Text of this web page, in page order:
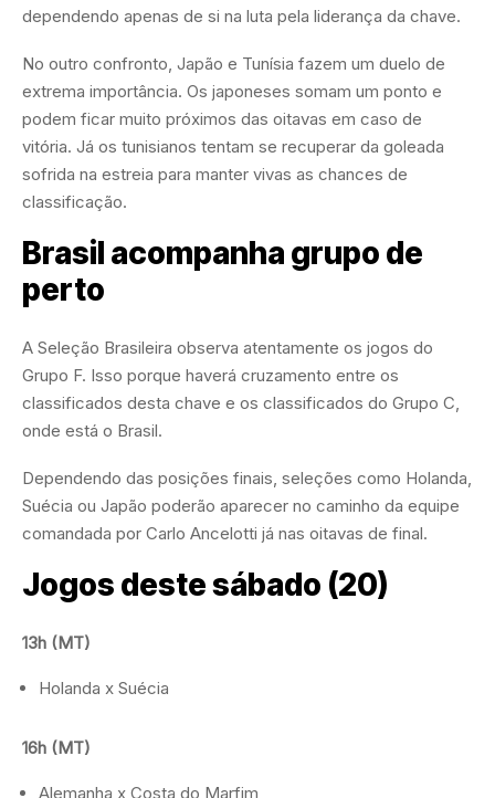
dependendo apenas de si na luta pela liderança da chave.
No outro confronto, Japão e Tunísia fazem um duelo de
extrema importância. Os japoneses somam um ponto e
podem ficar muito próximos das oitavas em caso de
vitória. Já os tunisianos tentam se recuperar da goleada
sofrida na estreia para manter vivas as chances de
classificação.
Brasil acompanha grupo de
perto
A Seleção Brasileira observa atentamente os jogos do
Grupo F. Isso porque haverá cruzamento entre os
classificados desta chave e os classificados do Grupo C,
onde está o Brasil.
Dependendo das posições finais, seleções como Holanda,
Suécia ou Japão poderão aparecer no caminho da equipe
comandada por Carlo Ancelotti já nas oitavas de final.
Jogos deste sábado (20)
13h (MT)
Holanda x Suécia
16h (MT)
Alemanha x Costa do Marfim